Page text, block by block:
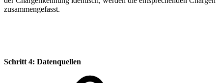
zusammengefasst.
Schritt 4: Datenquellen